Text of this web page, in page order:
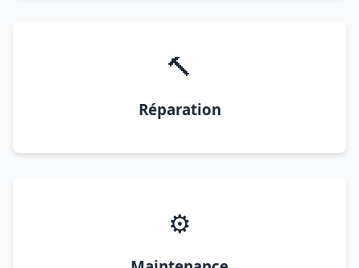
🔨
Réparation
⚙️